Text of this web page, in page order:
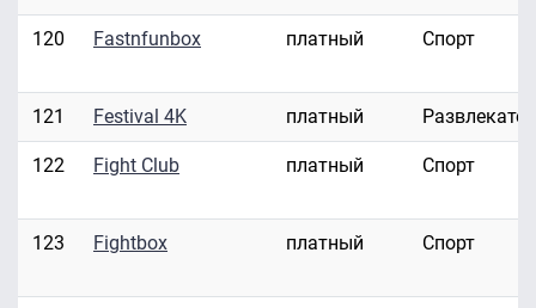
120 Fastnfunbox платный Спорт
121 Festival 4K платный
122 Fight Club платный Спорт
123 Fightbox платный Спорт